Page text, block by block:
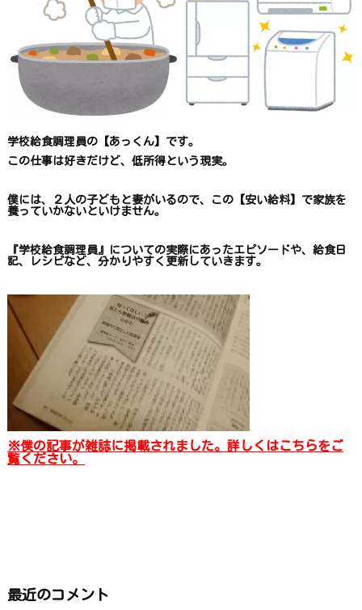
学校給食調理員の【あっくん】です。
この仕事は好きだけど、 低所得という現実。
僕には、２人の子どもと妻がいるので、 この【安い給料】で家族を
養っていかないといけません。
『学校給食調理員』についての実際にあったエピソードや、 給食日
記、レシピなど、 分かりやすく更新していきます。
※僕の記事が雑誌に掲載されました。詳しくはこちらをご
覧ください。
最近のコメント